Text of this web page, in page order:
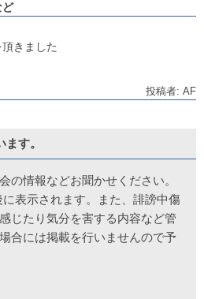
ど
きました
投稿者: AF
す。
の情報などお聞かせください。
表示されます。また、誹謗中傷
じたり気分を害する内容など管
合には掲載を行いませんので予